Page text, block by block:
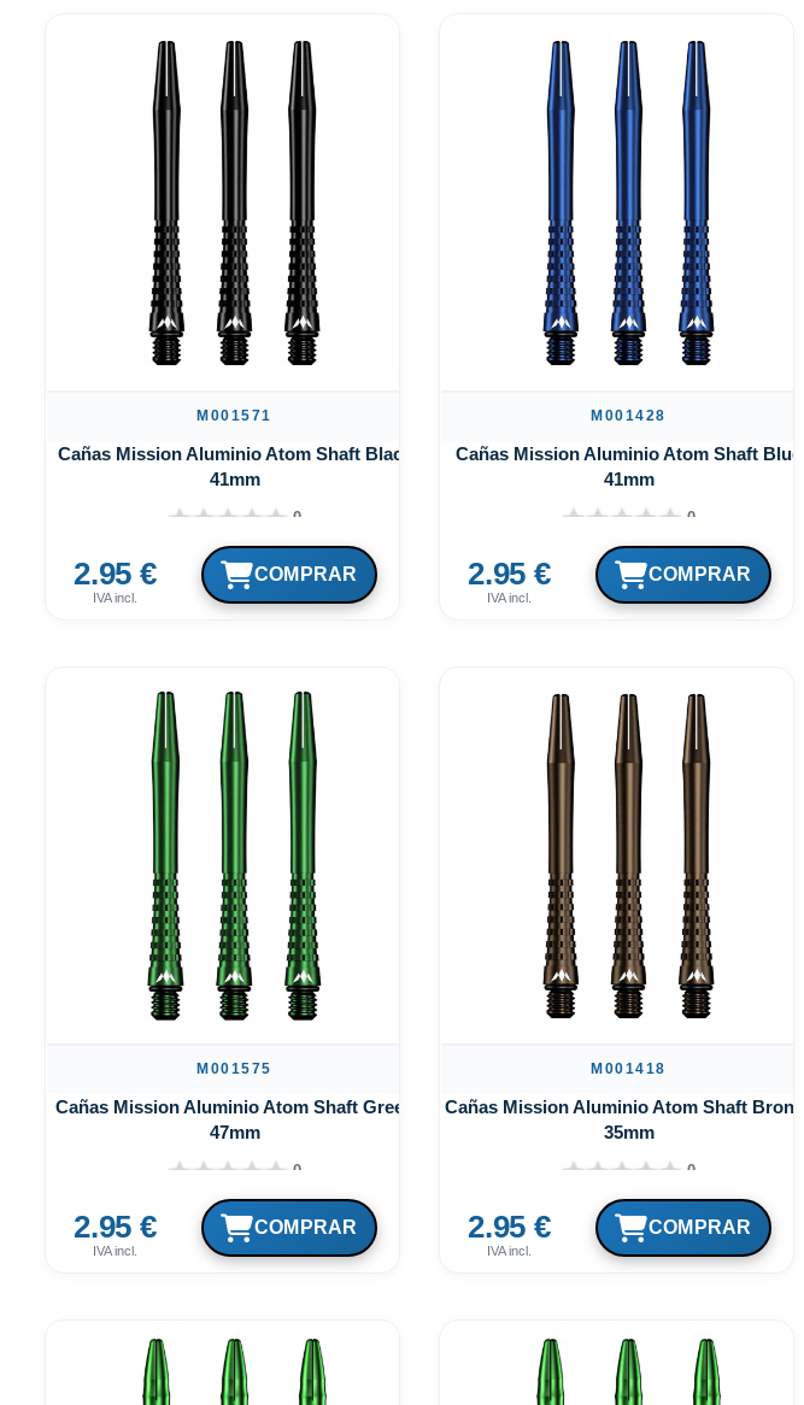
M001571
Cañas Mission Aluminio Atom Shaft Black
41mm
0
2.95 €
IVA incl.
M001428
Cañas Mission Aluminio Atom Shaft Blue
41mm
0
2.95 €
IVA incl.
M001575
Cañas Mission Aluminio Atom Shaft Green
47mm
0
2.95 €
IVA incl.
M001418
Cañas Mission Aluminio Atom Shaft Bronce
35mm
0
2.95 €
IVA incl.